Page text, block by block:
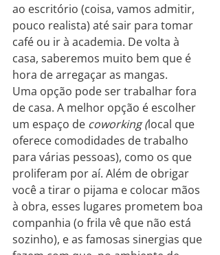
ao escritório (coisa, vamos admitir,
pouco realista) até sair para tomar
café ou ir à academia. De volta à
casa, saberemos muito bem que é
hora de arregaçar as mangas.
Uma opção pode ser trabalhar fora
de casa. A melhor opção é escolher
um espaço de coworking (local que
oferece comodidades de trabalho
para várias pessoas), como os que
proliferam por aí. Além de obrigar
você a tirar o pijama e colocar mãos
à obra, esses lugares prometem boa
companhia (o frila vê que não está
sozinho), e as famosas sinergias que